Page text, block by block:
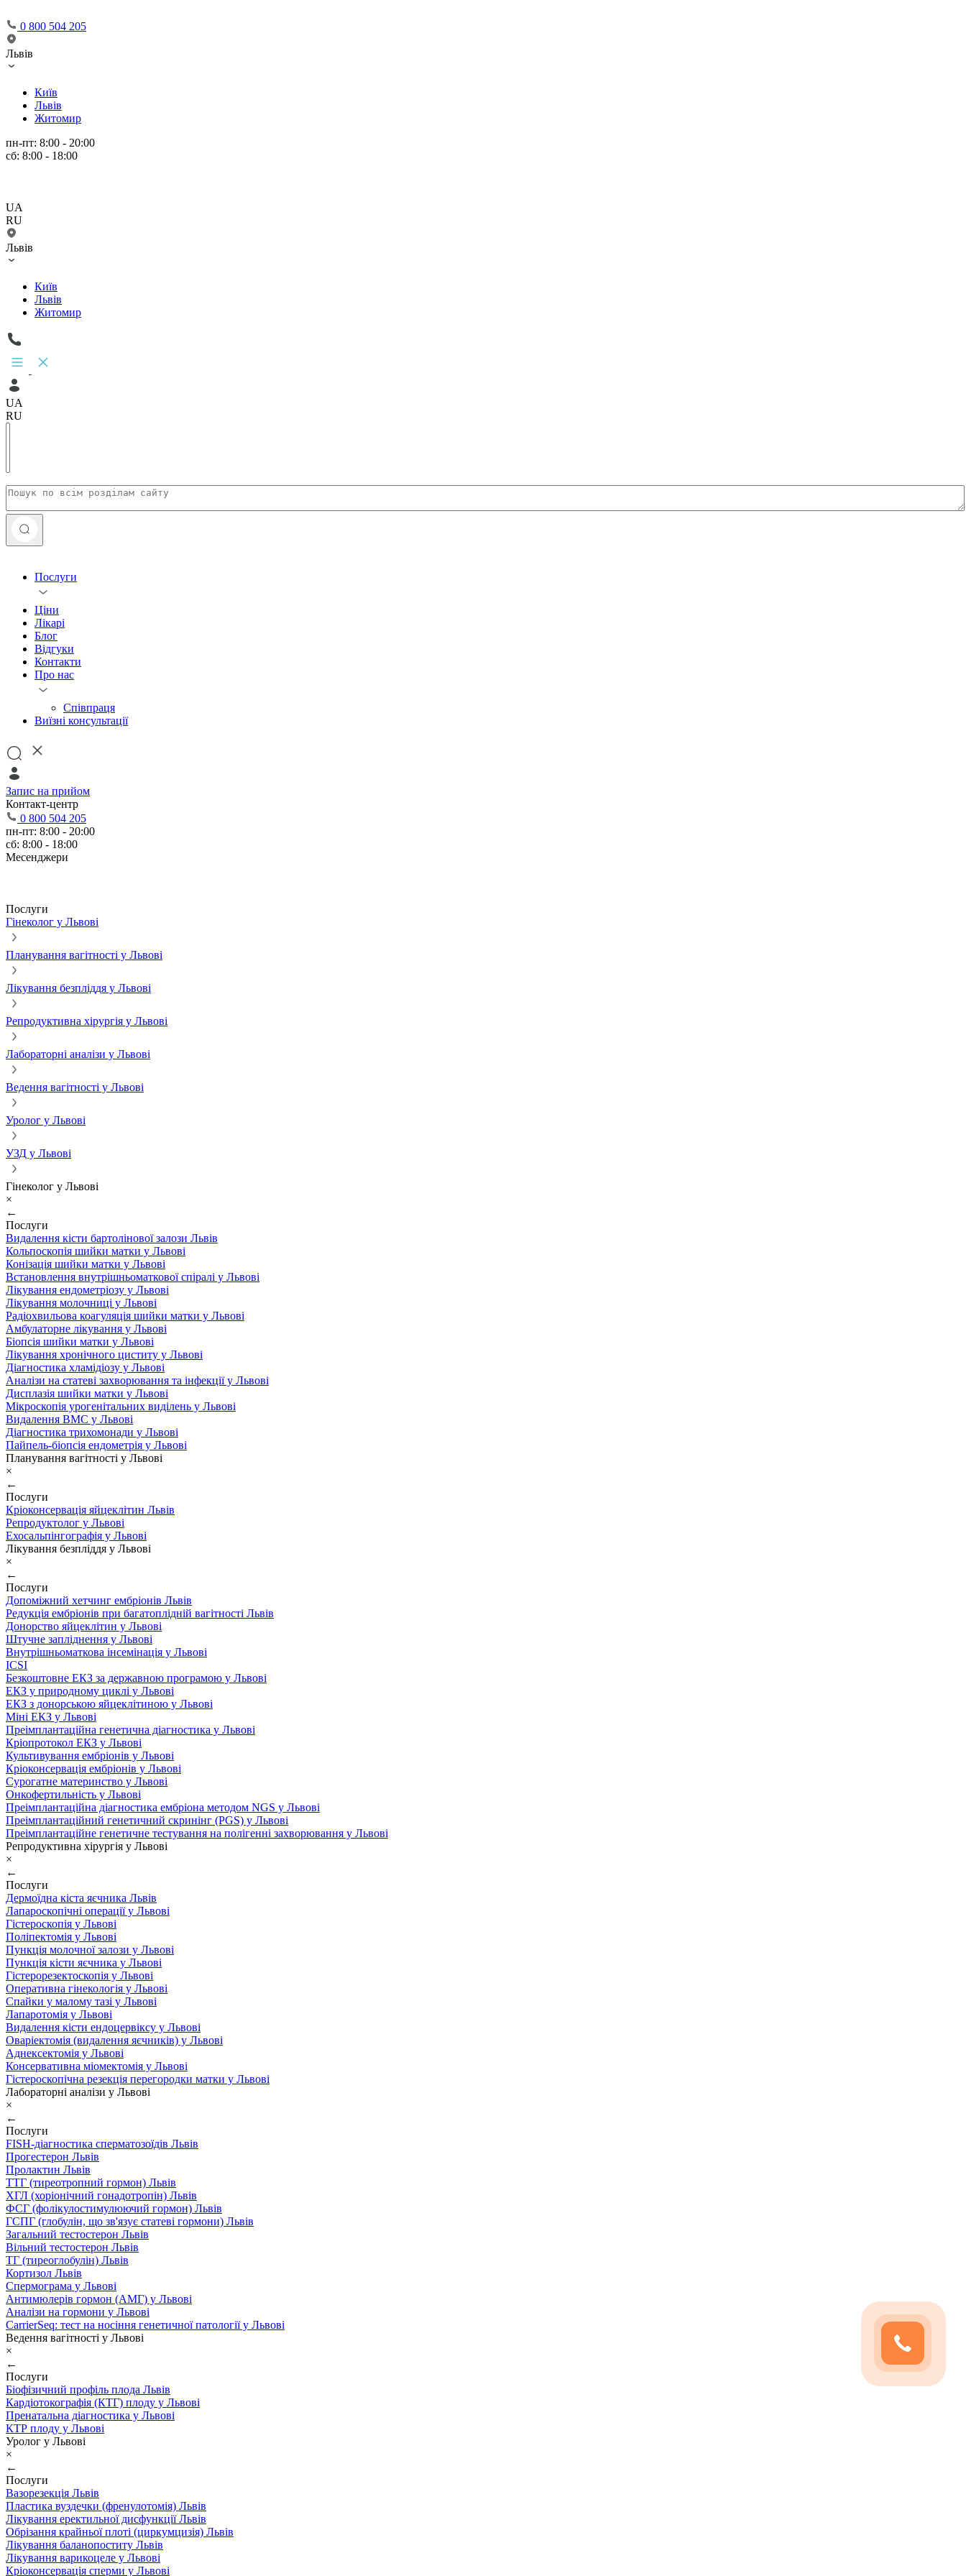
0 800 504 205
Львів
Київ
Львів
Житомир
пн-пт: 8:00 - 20:00
сб: 8:00 - 18:00
UA
RU
Львів
Київ
Львів
Житомир
UA
RU
Послуги
Ціни
Лікарі
Блог
Відгуки
Контакти
Про нас
Співпраця
Виїзні консультації
Запис на прийом
Контакт-центр
0 800 504 205
пн-пт: 8:00 - 20:00
сб: 8:00 - 18:00
Месенджери
Послуги
Гінеколог у Львові
Планування вагітності у Львові
Лікування безпліддя у Львові
Репродуктивна хірургія у Львові
Лабораторні аналізи у Львові
Ведення вагітності у Львові
Уролог у Львові
УЗД у Львові
Гінеколог у Львові
×
←
Послуги
Видалення кісти бартолінової залози Львів
Кольпоскопія шийки матки у Львові
Конізація шийки матки у Львові
Встановлення внутрішньоматкової спіралі у Львові
Лікування ендометріозу у Львові
Лікування молочниці у Львові
Радіохвильова коагуляція шийки матки у Львові
Амбулаторне лікування у Львові
Біопсія шийки матки у Львові
Лікування хронічного циститу у Львові
Діагностика хламідіозу у Львові
Аналізи на статеві захворювання та інфекції у Львові
Дисплазія шийки матки у Львові
Мікроскопія урогенітальних виділень у Львові
Видалення ВМС у Львові
Діагностика трихомонади у Львові
Пайпель-біопсія ендометрія у Львові
Планування вагітності у Львові
×
←
Послуги
Кріоконсервація яйцеклітин Львів
Репродуктолог у Львові
Ехосальпінгографія у Львові
Лікування безпліддя у Львові
×
←
Послуги
Допоміжний хетчинг ембріонів Львів
Редукція ембріонів при багатоплідній вагітності Львів
Донорство яйцеклітин у Львові
Штучне запліднення у Львові
Внутрішньоматкова інсемінація у Львові
ICSI
Безкоштовне ЕКЗ за державною програмою у Львові
ЕКЗ у природному циклі у Львові
ЕКЗ з донорською яйцеклітиною у Львові
Міні ЕКЗ у Львові
Преімплантаційна генетична діагностика у Львові
Кріопротокол ЕКЗ у Львові
Культивування ембріонів у Львові
Кріоконсервація ембріонів у Львові
Сурогатне материнство у Львові
Онкофертильність у Львові
Преімплантаційна діагностика ембріона методом NGS у Львові
Преімплантаційний генетичний скринінг (PGS) у Львові
Преімплантаційне генетичне тестування на полігенні захворювання у Львові
Репродуктивна хірургія у Львові
×
←
Послуги
Дермоїдна кіста яєчника Львів
Лапароскопічні операції у Львові
Гістероскопія у Львові
Поліпектомія у Львові
Пункція молочної залози у Львові
Пункція кісти яєчника у Львові
Гістерорезектоскопія у Львові
Оперативна гінекологія у Львові
Спайки у малому тазі у Львові
Лапаротомія у Львові
Видалення кісти ендоцервіксу у Львові
Оваріектомія (видалення яєчників) у Львові
Аднексектомія у Львові
Консервативна міомектомія у Львові
Гістероскопічна резекція перегородки матки у Львові
Лабораторні аналізи у Львові
×
←
Послуги
FISH-діагностика сперматозоїдів Львів
Прогестерон Львів
Пролактин Львів
ТТГ (тиреотропний гормон) Львів
ХГЛ (хоріонічний гонадотропін) Львів
ФСГ (фолікулостимулюючий гормон) Львів
ГСПГ (глобулін, що зв'язує статеві гормони) Львів
Загальний тестостерон Львів
Вільний тестостерон Львів
ТГ (тиреоглобулін) Львів
Кортизол Львів
Спермограма у Львові
Антимюлерів гормон (АМГ) у Львові
Аналізи на гормони у Львові
CarrierSeq: тест на носіння генетичної патології у Львові
Ведення вагітності у Львові
×
←
Послуги
Біофізичний профіль плода Львів
Кардіотокографія (КТГ) плоду у Львові
Пренатальна діагностика у Львові
КТР плоду у Львові
Уролог у Львові
×
←
Послуги
Вазорезекція Львів
Пластика вуздечки (френулотомія) Львів
Лікування еректильної дисфункції Львів
Обрізання крайньої плоті (циркумцизія) Львів
Лікування баланопоститу Львів
Лікування варикоцеле у Львові
Кріоконсервація сперми у Львові